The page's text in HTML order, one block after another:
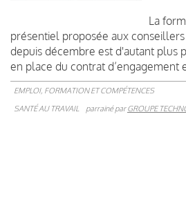
La
présentiel proposée aux conseillers
depuis décembre est d'autant plus
en place du contrat d’engagement
EMPLOI, FORMATION ET COMPÉTENCES
SANTÉ AU TRAVAIL
parrainé parGROUPE